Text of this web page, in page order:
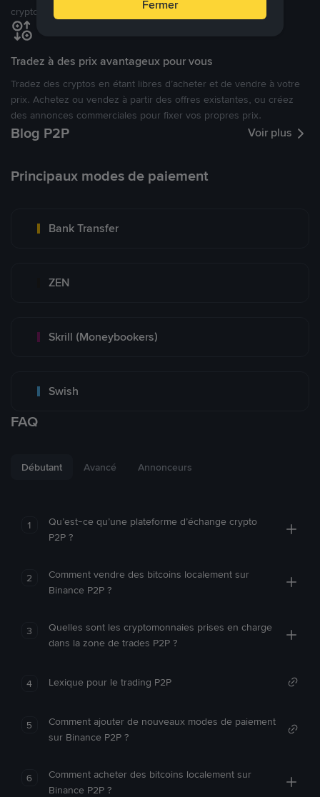
cryptomonnaies ouverte.
Tradez à des prix avantageux pour vous
Tradez des cryptos en étant libres d’acheter et de vendre à votre
prix. Achetez ou vendez à partir des offres existantes, ou créez
des annonces commerciales pour fixer vos propres prix.
Blog P2P Voir plus
Principaux modes de paiement
Bank Transfer
ZEN
Skrill (Moneybookers)
Swish
FAQ
Débutant Avancé Annonceurs
1
Qu’est-ce qu’une plateforme d’échange crypto
P2P ?
2
Comment vendre des bitcoins localement sur
Binance P2P ?
3
Quelles sont les cryptomonnaies prises en charge
dans la zone de trades P2P ?
4 Lexique pour le trading P2P
5
Comment ajouter de nouveaux modes de paiement
sur Binance P2P ?
6
Comment acheter des bitcoins localement sur
Binance P2P ?
Fermer